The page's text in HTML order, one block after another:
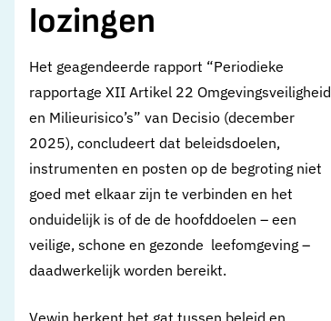
lozingen
Het geagendeerde rapport “Periodieke
rapportage XII Artikel 22 Omgevingsveiligheid
en Milieurisico’s” van Decisio (december
2025), concludeert dat beleidsdoelen,
instrumenten en posten op de begroting niet
goed met elkaar zijn te verbinden en het
onduidelijk is of de de hoofddoelen – een
veilige, schone en gezonde leefomgeving –
daadwerkelijk worden bereikt.
Vewin herkent het gat tussen beleid en